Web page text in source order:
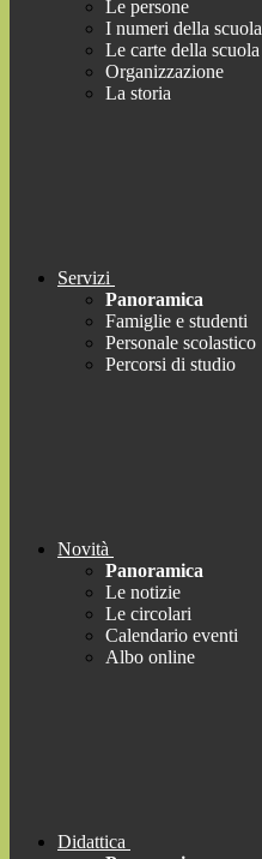
Le persone
I numeri della scuola
Le carte della scuola
Organizzazione
La storia
Servizi
Panoramica
Famiglie e studenti
Personale scolastico
Percorsi di studio
Novità
Panoramica
Le notizie
Le circolari
Calendario eventi
Albo online
Didattica